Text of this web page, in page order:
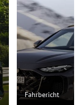
Fahrbericht